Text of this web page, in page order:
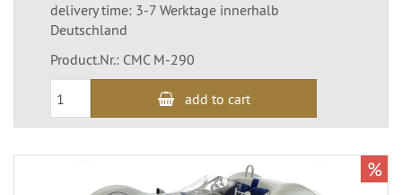
delivery time: 3-7 Werktage innerhalb
Deutschland
Product.Nr.: CMC M-290
add to cart
%